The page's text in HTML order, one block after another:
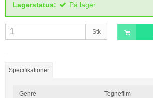
Lagerstatus: På lager
Stk
Specifikationer
Genre Tegnefilm